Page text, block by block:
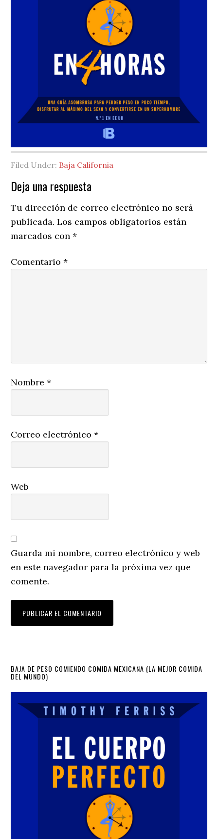
Filed Under: Baja California
Reader
Interactions
Deja una respuesta
Tu dirección de correo electrónico no será
publicada. Los campos obligatorios están
marcados con*
Comentario*
Nombre*
Correo electrónico*
Web
Guarda mi nombre, correo electrónico y web
en este navegador para la próxima vez que
comente.
Primary
Sidebar
BAJA DE PESO COMIENDO COMIDA MEXICANA (LA MEJOR COMIDA
DEL MUNDO)